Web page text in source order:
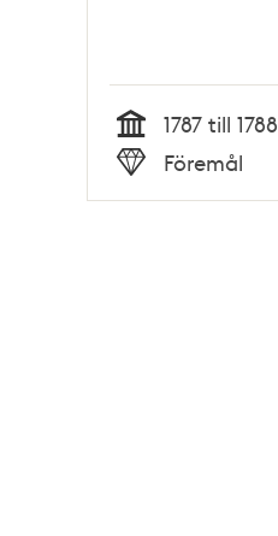
Tid
1787 till 1788
Typ
Föremål